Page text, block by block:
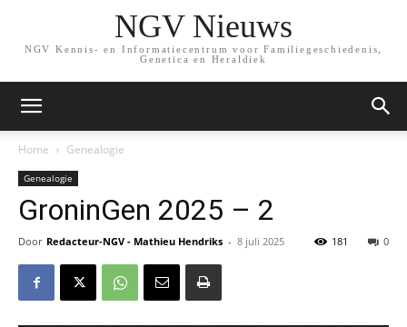
NGV Nieuws
NGV Kennis- en Informatiecentrum voor Familiegeschiedenis,
Genetica en Heraldiek
Home Genealogie
Genealogie
GroninGen 2025 – 2
Door Redacteur-NGV - Mathieu Hendriks - 8 juli 2025 0
181